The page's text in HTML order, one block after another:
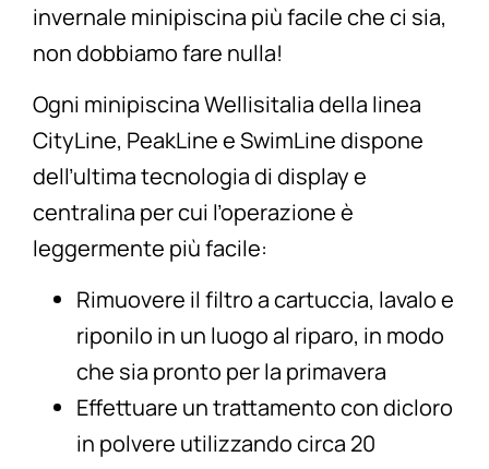
invernale minipiscina più facile che ci sia,
non dobbiamo fare nulla!
Ogni minipiscina Wellisitalia della linea
CityLine, PeakLineeSwimLinedispone
dell’ultima tecnologia di display e
centralina per cui l’operazione è
leggermente più facile:
Rimuovere il filtro a cartuccia, lavalo e
riponilo in un luogo al riparo, in modo
che sia pronto per la primavera
Effettuare un trattamento condicloro
in polvere utilizzando circa 20